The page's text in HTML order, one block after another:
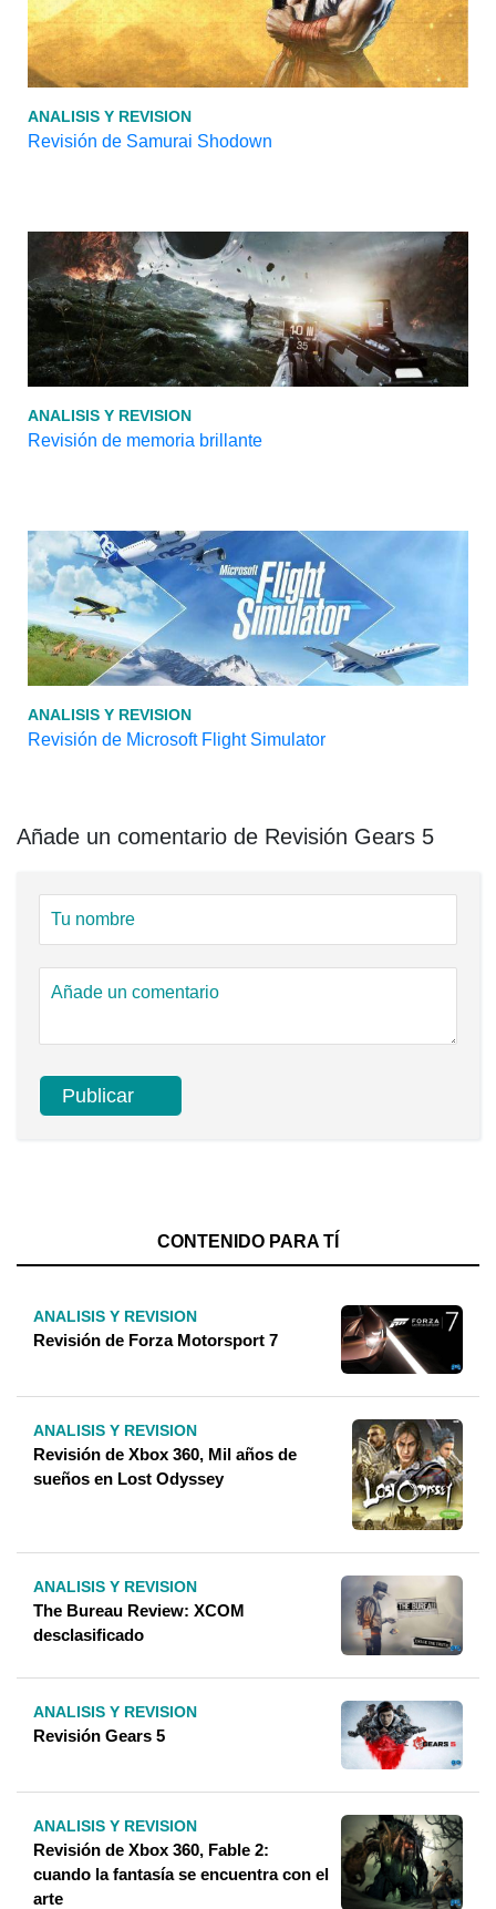
ANALISIS Y REVISION
Revisión de Samurai Shodown
ANALISIS Y REVISION
Revisión de memoria brillante
ANALISIS Y REVISION
Revisión de Microsoft Flight Simulator
Añade un comentario de Revisión Gears 5
CONTENIDO PARA TÍ
ANALISIS Y REVISION
Revisión de Forza Motorsport 7
ANALISIS Y REVISION
Revisión de Xbox 360, Mil años de
sueños en Lost Odyssey
ANALISIS Y REVISION
The Bureau Review: XCOM
desclasificado
ANALISIS Y REVISION
Revisión Gears 5
ANALISIS Y REVISION
Revisión de Xbox 360, Fable 2:
cuando la fantasía se encuentra con el
arte